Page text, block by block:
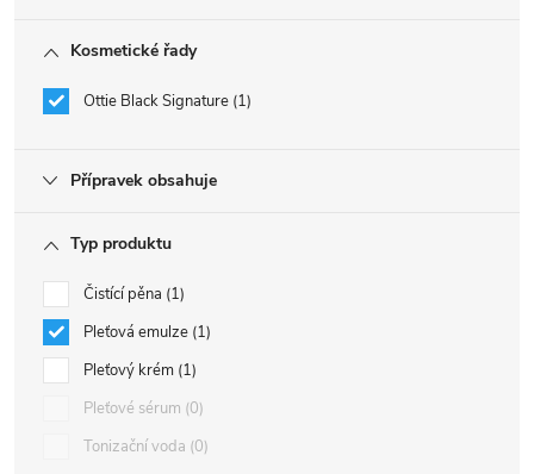
Kosmetické řady
Ottie Black Signature 1
Přípravek obsahuje
Typ produktu
Čistící pěna 1
Pleťová emulze 1
Pleťový krém 1
Pleťové sérum 0
Tonizační voda 0